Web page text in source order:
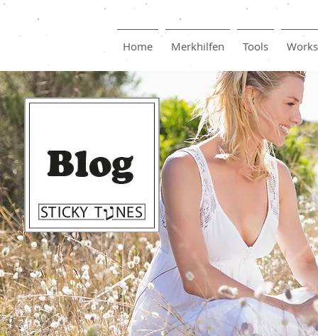
Home Merkhilfen Tools